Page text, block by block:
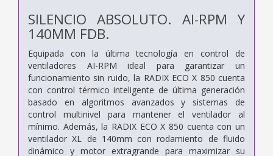
SILENCIO ABSOLUTO. AI-RPM Y
140MM FDB.
Equipada con la última tecnología en control de
ventiladores AI-RPM ideal para garantizar un
funcionamiento sin ruido, la RADIX ECO X 850 cuenta
con control térmico inteligente de última generación
basado en algoritmos avanzados y sistemas de
control multinivel para mantener el ventilador al
mínimo. Además, la RADIX ECO X 850 cuenta con un
ventilador XL de 140mm con rodamiento de fluido
dinámico y motor extragrande para maximizar su